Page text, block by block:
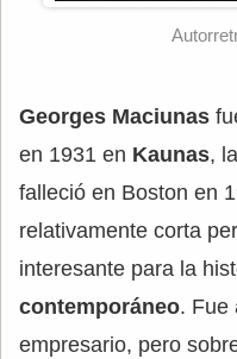
Georges Maciunas
en 1931 en Kaunas,
falleció en Boston en
relativamente corta
interesante para la
contemporáneo. Fue
empresario, pero